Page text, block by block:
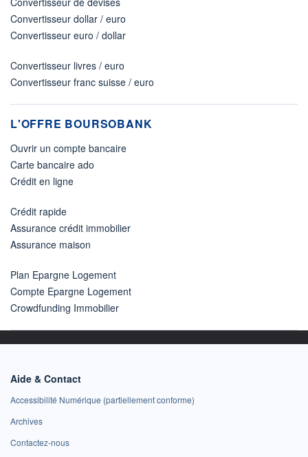
Convertisseur dollar / euro
Convertisseur euro / dollar
Convertisseur livres / euro
Convertisseur franc suisse / euro
L'OFFRE BOURSOBANK
Ouvrir un compte bancaire
Carte bancaire ado
Crédit en ligne
Crédit rapide
Assurance crédit immobilier
Assurance maison
Plan Epargne Logement
Compte Epargne Logement
Crowdfunding Immobilier
Aide & Contact
Accessibilité Numérique (partiellement conforme)
Archives
Contactez-nous